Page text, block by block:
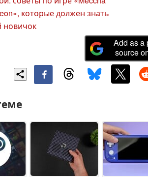
которые должен знать
новичок
Add as a
source